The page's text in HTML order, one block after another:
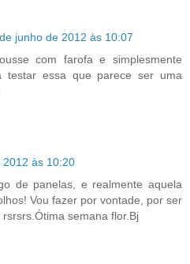
junho de 2012 às 10:07
com farofa e simplesmente
testar essa que parece ser uma
2012 às 10:20
de panelas, e realmente aquela
Vou fazer por vontade, por ser
semana flor.Bj